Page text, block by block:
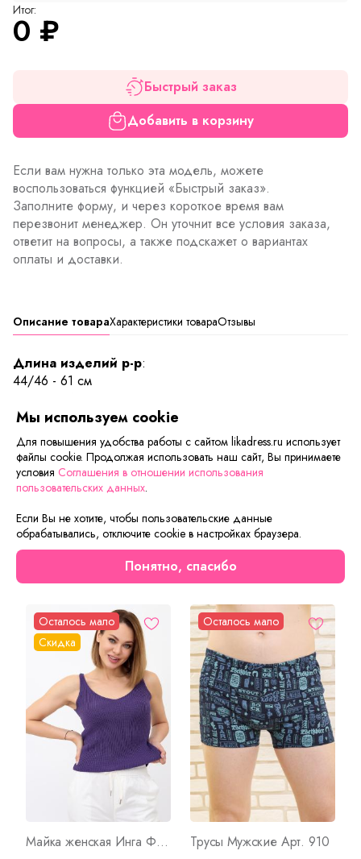
Итог:
0 ₽
Быстрый заказ
Добавить в корзину
Если вам нужна только эта модель, можете
воспользоваться функцией «Быстрый заказ».
Заполните форму, и через короткое время вам
перезвонит менеджер. Он уточнит все условия заказа,
ответит на вопросы, а также подскажет о вариантах
оплаты и доставки.
Описание товараХарактеристики товараОтзывы
Длина изделий р-р:
44/46 - 61 см
52/54 - 62 см
56/58 - 64 см
Отличная футболка на каждый день, с широким
горловым вырезом. Одновременно комфортно и
внимание.
Сейчас на сайте смотрят
Осталось мало
Скидка
Майка женская Инга Ф Арт. 8787
Осталось мало
Трусы Мужские Арт. 910
Мы используем cookie
Для повышения удобства работы с сайтом likadress.ru использует
файлы cookie. Продолжая использовать наш сайт, Вы принимаете
условия Соглашения в отношении использования
пользовательских данных.
Если Вы не хотите, чтобы пользовательские данные
обрабатывались, отключите cookie в настройках браузера.
Понятно, спасибо